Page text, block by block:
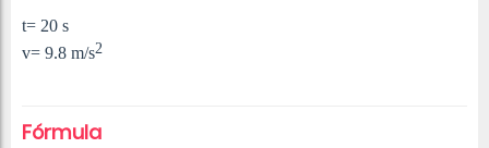
t= 20 s
v= 9.8 m/s2
Fórmula